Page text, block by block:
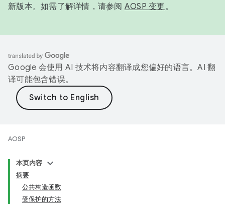
新版本。如需了解详情，请参阅 AOSP 变更。
Google 会使用 AI 技术将内容翻译成您偏好的语言。AI 翻
译可能包含错误。
AOSP
本页内容
摘要
公共构造函数
受保护的方法